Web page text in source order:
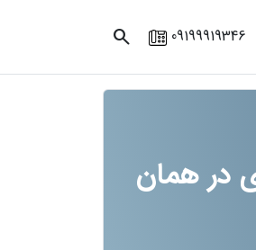
09199919346
search
در همان